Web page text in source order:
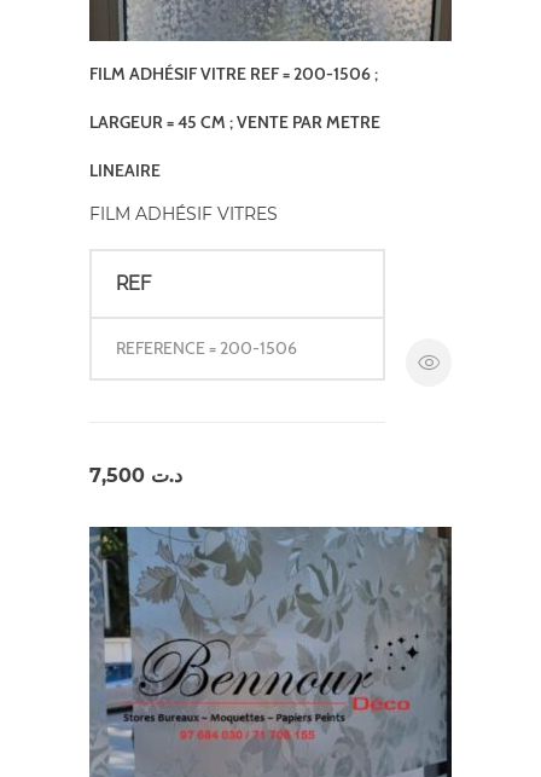
FILM ADHÉSIF VITRE REF = 200-1506 ;
LARGEUR = 45 CM ; VENTE PAR METRE
LINEAIRE
FILM ADHÉSIF VITRES
REF
REFERENCE = 200-1506
د.ت